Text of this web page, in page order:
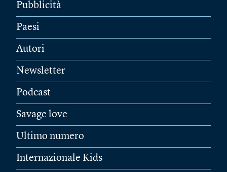
Pubblicità
Paesi
Autori
Newsletter
Podcast
Savage love
Ultimo numero
Internazionale Kids